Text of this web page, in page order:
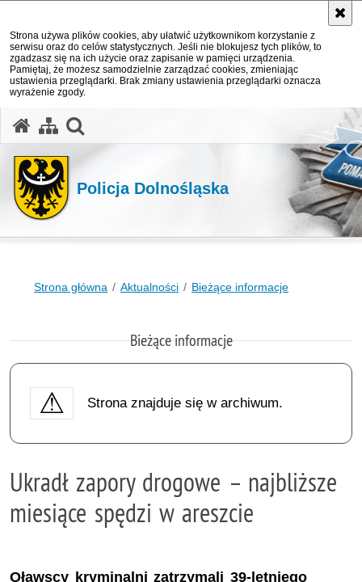
Strona używa plików cookies, aby ułatwić użytkownikom korzystanie z
serwisu oraz do celów statystycznych. Jeśli nie blokujesz tych plików, to
zgadzasz się na ich użycie oraz zapisanie w pamięci urządzenia.
Pamiętaj, że możesz samodzielnie zarządzać cookies, zmieniając
ustawienia przeglądarki. Brak zmiany ustawienia przeglądarki oznacza
wyrażenie zgody.
Policja Dolnośląska
Strona główna Aktualności Bieżące informacje
Bieżące informacje
Strona znajduje się w archiwum.
Ukradł zapory drogowe – najbliższe
miesiące spędzi w areszcie
Oławscy kryminalni zatrzymali 39-letniego